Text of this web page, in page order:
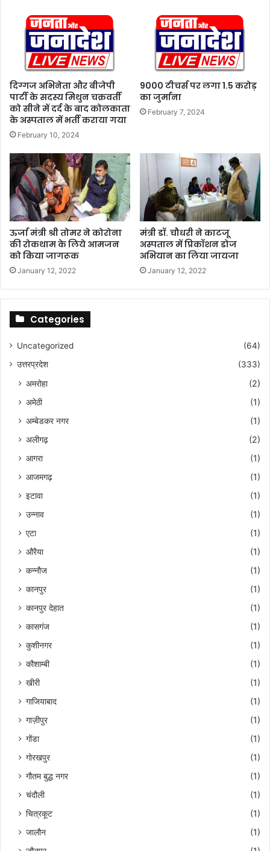
श
,
शि
का
य
का
नि
स्ता
र
ण
स
म
य
ब
द्ध
री
के
या
जा
दिग्गज अभिनेता और बीजेपी
पार्टी के सदस्य मिथुन चक्रवर्ती
को सीने में दर्द के बाद कोलकाता
के अस्पताल में भर्ती कराया गया
February 10, 2024
9000 टीचर्स पर लगा 1.5 करोड़
का जुर्माना
February 7, 2024
ऊर्जा मंत्री श्री तोमर ने कोरोना
की रोकथाम के लिये आमजन
को किया जागरूक
January 12, 2022
मंत्री डॉ. चौधरी ने काटजू
अस्पताल में प्रिकॉशन डोज
अभियान का लिया जायजा
January 12, 2022
Categories
Uncategorized
(64)
उत्तरप्रदेश
(333)
अमरोहा
(2)
अमेठी
(1)
अम्बेडकर नगर
(1)
अलीगढ़
(2)
आगरा
(1)
आजमगढ़
(1)
इटावा
(1)
उन्नाव
(1)
एटा
(1)
औरैया
(1)
कन्नौज
(1)
कानपुर
(1)
कानपुर देहात
(1)
कासगंज
(1)
कुशीनगर
(1)
कौशाम्बी
(1)
खीरी
(1)
गाजियाबाद
(1)
गाज़ीपुर
(1)
गोंडा
(1)
गोरखपुर
(1)
गौतम बुद्ध नगर
(1)
चंदौली
(1)
चित्रकूट
(1)
जालौन
(1)